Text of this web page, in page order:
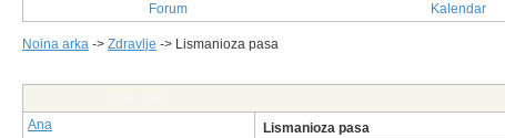
Forum Kalendar
Noina arka -> Zdravlje -> Lismanioza pasa
Ana
Lismanioza pasa